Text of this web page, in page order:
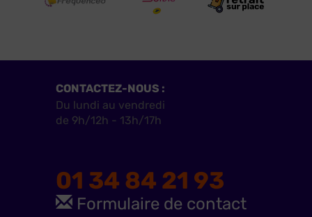
CONTACTEZ-NOUS :
Du lundi au vendredi
de 9h/12h - 13h/17h
01 34 84 21 93
Formulaire de contact